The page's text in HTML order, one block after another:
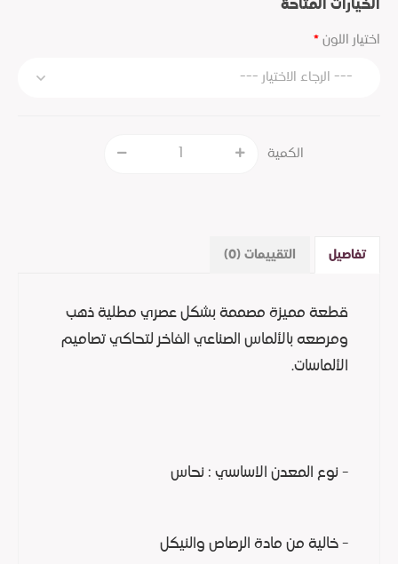
الخيارات المتاحة
اختيار اللون
الكمية
تفاصيل التقييمات (0)
قطعة مميزة مصممة بشكل عصري مطلية ذهب
ومرصعه بالألماس الصناعي الفاخر لتحاكي تصاميم
الألماسات.
- نوع المعدن الاساسي : نحاس
- خالية من مادة الرصاص والنيكل